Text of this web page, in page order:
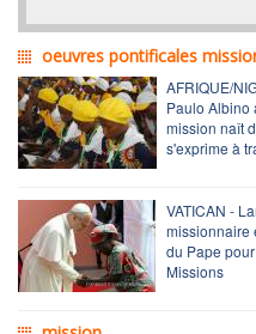
oeuvres pontificales
AFRIQUE/
Paulo Albino
mission naît
s'exprime à
VATICAN -
missionnaire
du Pape
Missions